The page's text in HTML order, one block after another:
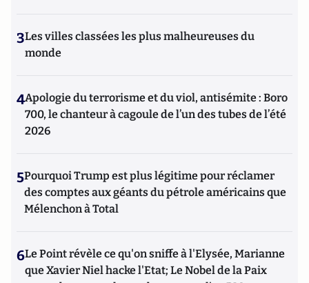
3Les villes classées les plus malheureuses du
monde
4Apologie du terrorisme et du viol, antisémite : Boro
700, le chanteur à cagoule de l’un des tubes de l’été
2026
5Pourquoi Trump est plus légitime pour réclamer
des comptes aux géants du pétrole américains que
Mélenchon à Total
6Le Point révèle ce qu'on sniffe à l'Elysée, Marianne
que Xavier Niel hacke l'Etat; Le Nobel de la Paix